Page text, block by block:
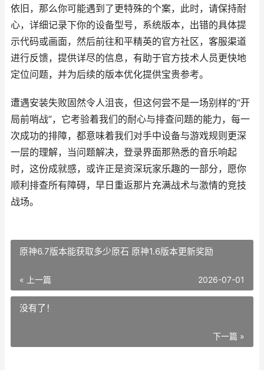
依旧，那么你可能遇到了更特殊的个案，此时，请保持耐
心，详细记录下你的设备型号，系统版本，出错的具体提
示代码或画面，然后前往和平精英的官方社区，客服渠道
进行反馈，提供详尽的信息，有助于官方技术人员更快地
定位问题，并为后续的版本优化提供宝贵参考。
遭遇安装失败固然令人沮丧，但这何尝不是一场别样的“开
局前哨战”，它考验着我们的耐心与排查问题的能力，每一
次成功的排障，都意味着我们对手中设备与游戏规则更深
一层的理解，当问题解决，登录界面那熟悉的音乐响起
时，这份成就感，或许正是资深玩家乐趣的一部分，愿你
顺利排查所有障碍，早日重返那片充满战术与激情的竞技
战场。
原神6.7版本能获取多少原石 原神1.6版本更新奖励
« 上一篇 2026-07-01
没有了！
下一篇 »